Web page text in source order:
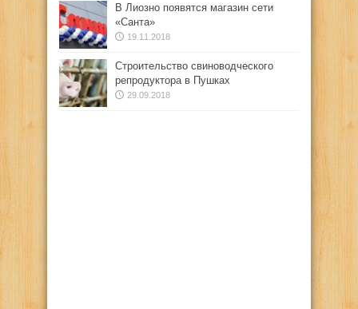
В Лиозно появятся магазин сети
«Санта»
19.11.2018
Строительство свиноводческого
репродуктора в Пушках
29.09.2018